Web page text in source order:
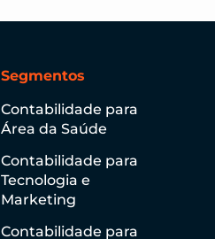
Segmentos
Contabilidade para
Área da Saúde
Contabilidade para
Tecnologia e
Marketing
Contabilidade para